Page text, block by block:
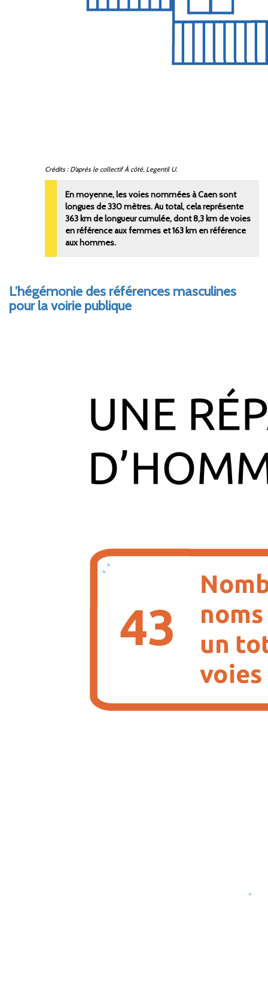
Crédits : D’après le collectifÀ côté, Legentil U.
En moyenne, les voies nommées à Caen sont
longues de 330 mètres. Au total, cela représente
363km de longueur cumulée, dont 8,3km de voies
en référence aux femmes et 163km en référence
aux hommes.
L’hégémonie des références masculines
pour la voirie publique